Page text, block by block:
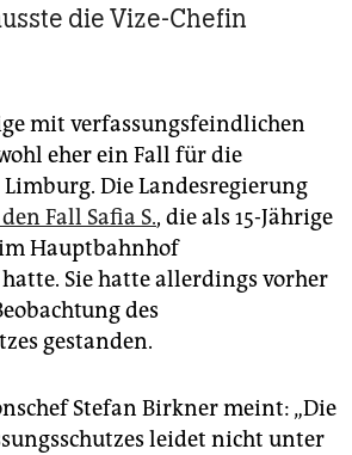
die Vize-Chefin
mit verfassungsfeindlichen
eher ein Fall für die
Die Landesregierung
Fall Safia S., die als 15-Jährige
Hauptbahnhof
Sie hatte allerdings vorher
des
gestanden.
Stefan Birkner meint: „Die
leidet nicht unter